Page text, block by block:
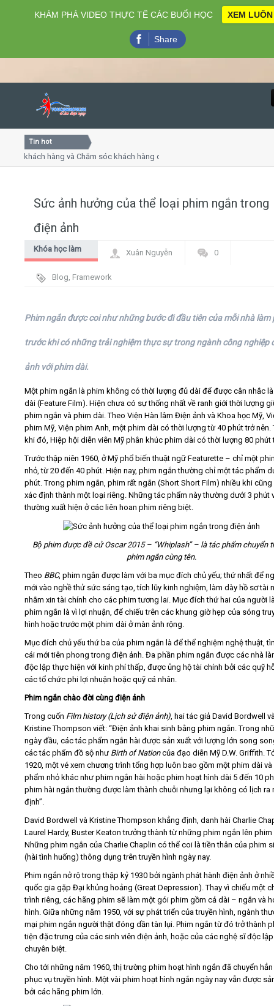
Close
Home
Liên hệ - Đăng ký
Tìm kiếm
Tin hot
hàng và Chăm sóc khách hàng chuyên nghiệp
Sức ảnh hưởng của thể loại phim ngắn trong
điện ảnh
Khóa học làm
Xuân Nguyễn 0
Blog, Framework
Phim ngắn được coi như những bước đi đầu tiên của mỗi nhà làm
trước khi có những trải nghiệm thực sự trong ngành công nghiệp
ảnh với phim dài.
Một phim ngắn là phim không có thời lượng đủ dài để được cân nhắc
dài (Feature Film). Hiện chưa có sự thống nhất về ranh giới thời lượng
phim ngắn và phim dài. Theo Viện Hàn lâm Điện ảnh và Khoa học Mỹ,
phim Mỹ, Viện phim Anh, một phim dài có thời lượng từ 40 phút trở nên.
khi đó, Hiệp hội diễn viên Mỹ phân khúc phim dài có thời lượng 80 phút
Trước thập niên 1960, ở Mỹ phổ biến thuật ngữ Featurette – chỉ một
nhỏ, từ 20 đến 40 phút. Hiện nay, phim ngắn thường chỉ một tác phẩm
phút. Trong phim ngắn, phim rất ngắn (Short Short Film) nhiều khi
xác định thành một loại riêng. Những tác phẩm này thường dưới 3 phút
thường xuất hiện ở các liên hoan phim riêng biệt.
Bộ phim được đề cử Oscar 2015 – “Whiplash” – là tác phẩm chuyển
phim ngắn cùng tên.
Theo BBC, phim ngắn được làm với ba mục đích chủ yếu; thứ nhất để
mới vào nghề thử sức sáng tạo, tích lũy kinh nghiệm, làm dày hồ sơ tài
nhằm xin tài chính cho các phim tương lai. Mục đích thứ hai của người
phim ngắn là vì lợi nhuận, để chiếu trên các khung giờ hẹp của sóng
hình hoặc trước một phim dài ở màn ảnh rộng.
Mục đích chủ yếu thứ ba của phim ngắn là để thể nghiệm nghệ thuật,
cái mới tiên phong trong điện ảnh. Đa phần phim ngắn được các nhà
độc lập thực hiện với kinh phí thấp, được ủng hộ tài chính bởi các quỹ
các tổ chức phi lợi nhuận hoặc quỹ cá nhân.
Phim ngắn chào đời cùng điện ảnh
Trong cuốn Film history (Lịch sử điện ảnh) , hai tác giả David Bordwell
Kristine Thompson viết: “Điện ảnh khai sinh bằng phim ngắn. Trong
ngày đầu, các tác phẩm ngắn hài được sản xuất với lượng lớn song
các tác phẩm đồ sộ như Birth of Nationcủa đạo diễn Mỹ D.W. Griffith.
1920, một vé xem chương trình tổng hợp luôn bao gồm một phim dài và
phẩm nhỏ khác như phim ngắn hài hoặc phim hoạt hình dài 5 đến 10
phim hài ngắn thường được làm thành chuỗi nhưng lại không có lịch ra
định”.
David Bordwell và Kristine Thompson khẳng định, danh hài Charlie
Laurel Hardy, Buster Keaton trưởng thành từ những phim ngắn lên phim
Những phim ngắn của Charlie Chaplin có thể coi là tiền thân của phim
(hài tình huống) thông dụng trên truyền hình ngày nay.
Phim ngắn nở rộ trong thập kỷ 1930 bởi ngành phát hành điện ảnh ở
quốc gia gặp Đại khủng hoảng (Great Depression). Thay vì chiếu một
trình riêng, các hãng phim sẽ làm một gói phim gồm cả dài – ngắn và
hình. Giữa những năm 1950, với sự phát triển của truyền hình, ngành
mại phim ngắn người thật đóng dần tàn lụi. Phim ngắn từ đó trở thành
tiện đặc trưng của các sinh viên điện ảnh, hoặc của các nghệ sĩ độc
chuyên biệt.
Cho tới những năm 1960, thị trường phim hoạt hình ngắn đã chuyển
phục vụ truyền hình. Một vài phim hoạt hình ngắn ngày nay vẫn được
bởi các hãng phim lớn.
KHÁM PHÁ VIDEO THỰC TẾ CÁC BUỔI HỌC XEM LUÔN
Share